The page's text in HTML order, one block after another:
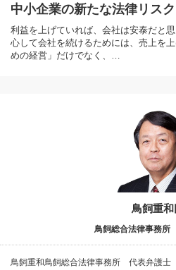
中小企業の新たな法律リスク
利益を上げていれば、会社は安泰だと
心して会社を続けるためには、売上を
めの経営」だけでなく、…
鳥飼重和
鳥飼総合法律事務
鳥飼重和鳥飼総合法律事務所 代表弁護士